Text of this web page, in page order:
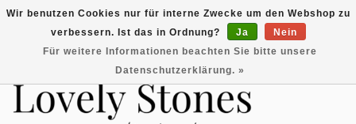
EUR
Wir benutzen Cookies nur für interne Zwecke um den Webshop zu
verbessern. Ist das in Ordnung?
Ja
Nein
Für weitere Informationen beachten Sie bitte unsere
Datenschutzerklärung. »